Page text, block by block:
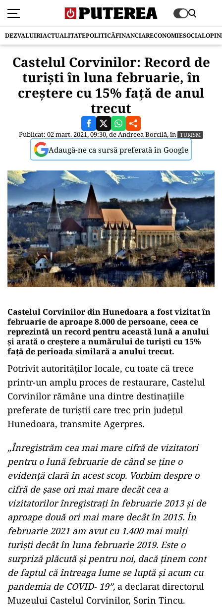
DEZVALUIRIACTUALITATEPOLITICĂFINANCIARECONOMIESOCIAL
Castelul Corvinilor: Record de
turiști în luna februarie, în
creștere cu 15% față de anul
trecut
Publicat: 02 mart. 2021, 09:30, deAndreea Borcilă, în TURISM
Adaugă-ne ca sursă preferată în Google
Castelul Corvinilor din Hunedoara a fost vizitat în
februarie de aproape 8.000 de persoane, ceea ce
reprezintă un record pentru această lună a anului
şi arată o creştere a numărului de turişti cu 15%
faţă de perioada similară a anului trecut.
Potrivit autorităţilor locale, cu toate că trece
printr-un amplu proces de restaurare, Castelul
Corvinilor rămâne una dintre destinaţiile
preferate de turiştii care trec prin judeţul
Hunedoara, transmite Agerpres.
„Înregistrăm cea mai mare cifră de vizitatori
pentru o lună februarie de când se ţine o
evidenţă clară în acest scop. Vorbim despre o
cifră de şase ori mai mare decât cea a
vizitatorilor înregistraţi în februarie 2013 şi de
aproape două ori mai mare decât în 2015. În
februarie 2021 am avut cu 1.400 mai mulţi
turişti decât în luna februarie 2019. Este o
surpriză plăcută şi pentru noi, dacă ţinem cont
de faptul că întreaga lume se luptă şi acum cu
pandemia de COVID- 19”, a declarat directorul
Muzeului Castelul Corvinilor, Sorin Tincu.